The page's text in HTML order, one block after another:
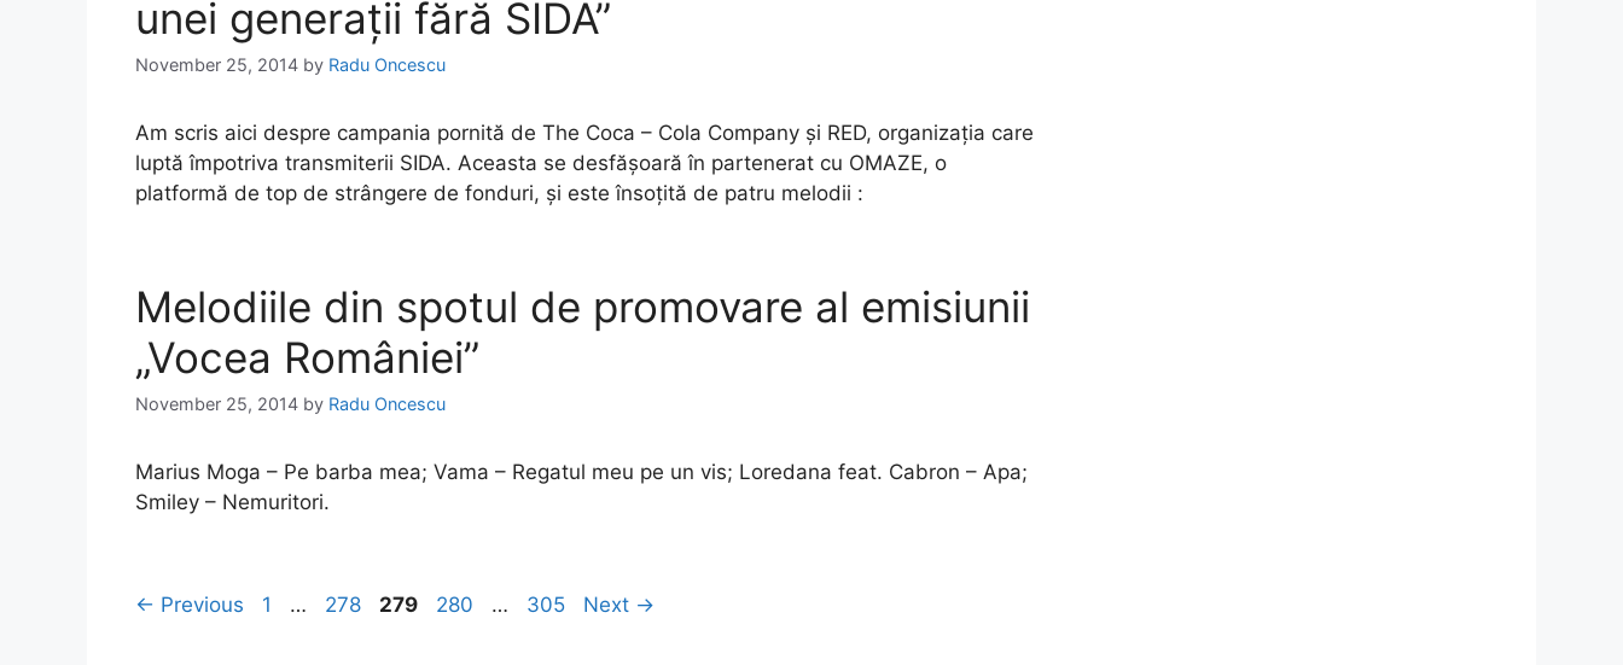
unei generații fără SIDA”
November 25, 2014 by Radu Oncescu
Am scris aici despre campania pornită de The Coca – Cola Company și RED, organizația care
luptă împotriva transmiterii SIDA. Aceasta se desfășoară în partenerat cu OMAZE, o
platformă de top de strângere de fonduri, și este însoțită de patru melodii :
Melodiile din spotul de promovare al emisiunii
„Vocea României”
November 25, 2014 by Radu Oncescu
Marius Moga – Pe barba mea; Vama – Regatul meu pe un vis; Loredana feat. Cabron – Apa;
Smiley – Nemuritori.
← Previous Page
1 … Page
278 Page
279 Page
280 … Page
305 Next →